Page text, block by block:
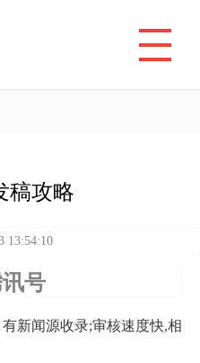
稿攻略
13:54:10
号
新闻源收录;审核速度快,相